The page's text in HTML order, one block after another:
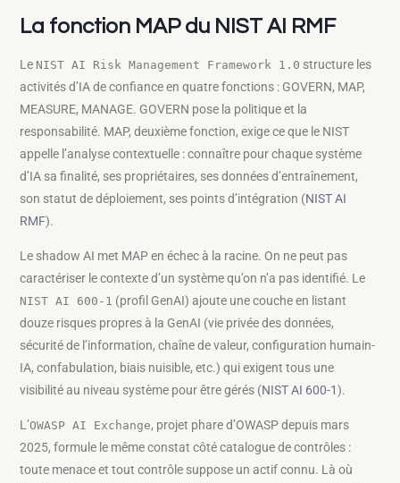
La fonction MAP du NIST AI RMF
Le NIST AI Risk Management Framework 1.0 structure les
activités d’IA de confiance en quatre fonctions : GOVERN, MAP,
MEASURE, MANAGE. GOVERN pose la politique et la
responsabilité. MAP, deuxième fonction, exige ce que le NIST
appelle l’analyse contextuelle : connaître pour chaque système
d’IA sa finalité, ses propriétaires, ses données d’entraînement,
son statut de déploiement, ses points d’intégration (NIST AI
RMF).
Le shadow AI met MAP en échec à la racine. On ne peut pas
caractériser le contexte d’un système qu’on n’a pas identifié. Le
NIST AI 600-1 (profil GenAI) ajoute une couche en listant
douze risques propres à la GenAI (vie privée des données,
sécurité de l’information, chaîne de valeur, configuration humain-
IA, confabulation, biais nuisible, etc.) qui exigent tous une
visibilité au niveau système pour être gérés (NIST AI 600-1).
L’OWASP AI Exchange, projet phare d’OWASP depuis mars
2025, formule le même constat côté catalogue de contrôles :
toute menace et tout contrôle suppose un actif connu. Là où